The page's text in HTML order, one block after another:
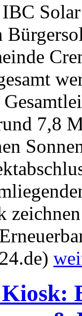
7,8